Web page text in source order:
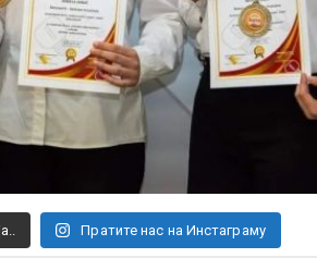
Пратите нас на Инстаграму